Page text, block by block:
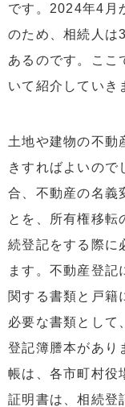
です。2024年4月
のため、相続人は
あるのです。ここ
いて紹介していき
土地や建物の不動
きすればよいので
合、不動産の名義
とを、所有権移転
続登記をする際に
ます。不動産登記
関する書類と戸籍
必要な書類として
登記簿謄本があり
帳は、各市町村役
証明書は、相続登